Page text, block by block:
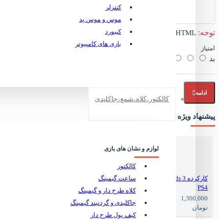
کنترلر
موس و موس پد
کیبورد
بازی های کامپیوتر
کالکتور،کلاه،شمع،جاکلیدی
لوازم و نشان های بازی
کالکتور
ساعت گیمینگ
کلاه طرح دار و گیمینگ
جاکلیدی و گردنبند گیمینگ
کیف پول طرح دار
توجه:
امتیاز
بد
ادامه
پیشنهاد ویژه
کارکرده Borderlands 3
PS4
1,300,000
تومان